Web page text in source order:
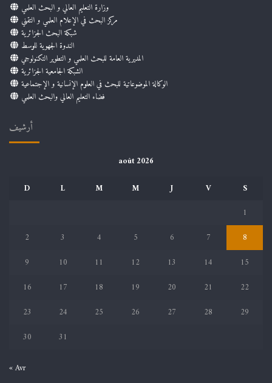
وزارة التعليم العالي و البحث العلمي
مركز البحث في الإعلام العلمي و التقني
شبكة البحث الجزائرية
الندوة الجهوية للوسط
المديرية العامة للبحث العلمي و التطوير التكنولوجي
الشبكة الجامعية الجزائرية
الوكالة الموضوعاتية للبحث في العلوم الإنسانية و الإجتماعية
فضاء التعليم العالي والبحث العلمي
أرشيف
août 2026
D
L M M J V
S
1
2
3 4 5 6 7
8
9
10 11 12 13 14
15
16
17 18 19 20 21
22
23
24 25 26 27 28
29
30
31
« Avr